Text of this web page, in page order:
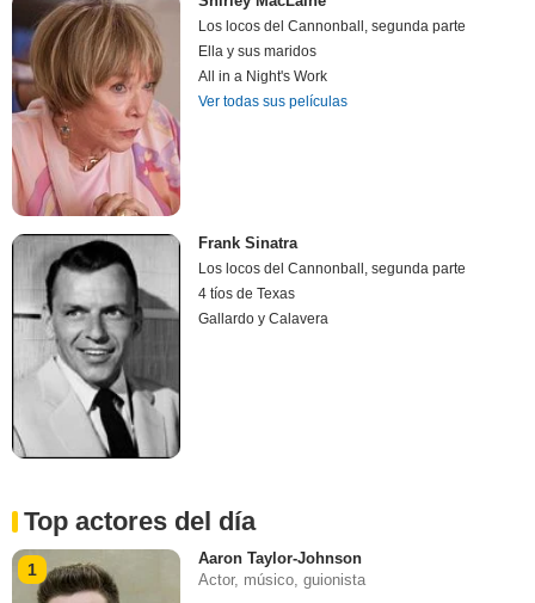
Los locos del Cannonball, segunda parte
Ella y sus maridos
All in a Night's Work
Ver todas sus películas
Frank Sinatra
Los locos del Cannonball, segunda parte
4 tíos de Texas
Gallardo y Calavera
Top actores del día
1
Aaron Taylor-Johnson
Actor, músico, guionista